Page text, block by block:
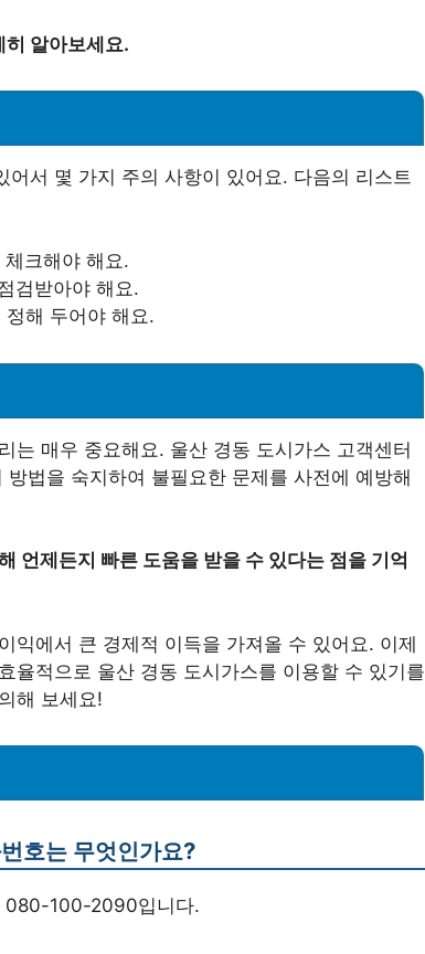
히 알아보세요.
서 몇 가지 주의 사항이 있어요. 다음의 리스트
크해야 해요.
검받아야 해요.
해 두어야 해요.
는 매우 중요해요. 울산 경동 도시가스 고객센터
법을 숙지하여 불필요한 문제를 사전에 예방해
제든지 빠른 도움을 받을 수 있다는 점을 기억
익에서 큰 경제적 이득을 가져올 수 있어요. 이제
율적으로 울산 경동 도시가스를 이용할 수 있기를
해 보세요!
호는 무엇인가요?
080-100-2090입니다.